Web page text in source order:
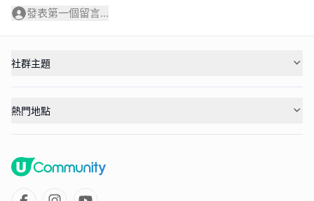
發表第一個留言...
社群主題
熱門地點